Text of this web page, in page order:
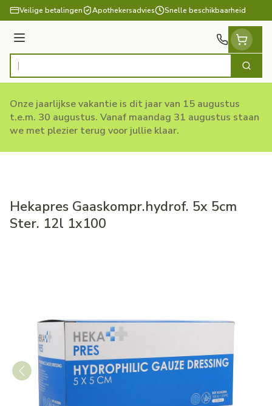
Ga naar de inhoud
Veilige betalingen Apothekersadvies Snelle beschikbaarheid
Menu
Product, merk, categorie... Zoek
Onze jaarlijkse vakantie is dit jaar van 15 augustus
t.e.m. 30 augustus. Vanaf maandag 31 augustus staan
we met plezier terug voor jullie klaar.
Hekapres Gaaskompr.hydrof. 5x 5cm
Ster. 12l 1x100